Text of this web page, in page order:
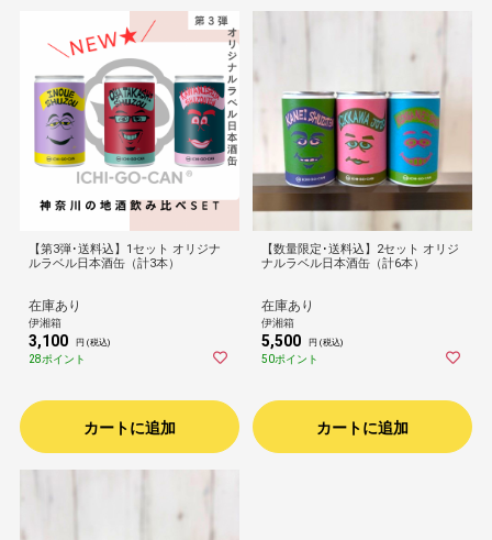
【第3弾･送料込】1セット オリジナ
ルラベル日本酒缶（計3本）
在庫あり
伊湘箱
3,100 円 (税込)
28ポイント
カートに追加
【数量限定･送料込】2セット オリジ
ナルラベル日本酒缶（計6本）
在庫あり
伊湘箱
5,500 円 (税込)
50ポイント
カートに追加